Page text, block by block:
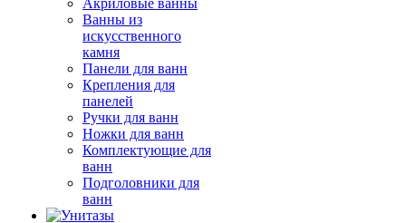
Акриловые ванны
Ванны из
искусственного
камня
Панели для ванн
Крепления для
панелей
Ручки для ванн
Ножки для ванн
Комплектующие для
ванн
Подголовники для
ванн